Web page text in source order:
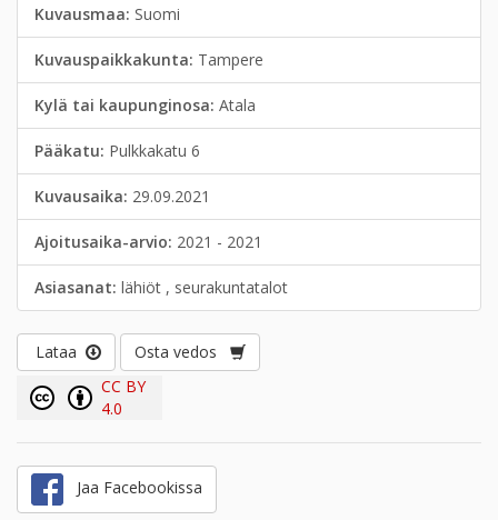
Kuvausmaa: Suomi
Kuvauspaikkakunta: Tampere
Kylä tai kaupunginosa: Atala
Pääkatu: Pulkkakatu 6
Kuvausaika: 29.09.2021
Ajoitusaika-arvio: 2021 - 2021
Asiasanat: lähiöt , seurakuntatalot
Lataa
Osta vedos
CC BY
4.0
Jaa Facebookissa